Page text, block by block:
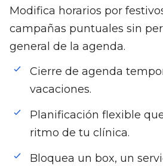
Modifica horarios por
campañas puntuales sin
general de la agenda.
Cierre de agenda
vacaciones.
Planificación flexible
ritmo de tu clínica.
Bloquea un box, un